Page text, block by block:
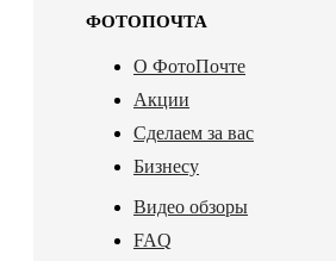
ФОТОПОЧТА
О ФотоПочте
Акции
Сделаем за вас
Бизнесу
Видео обзоры
FAQ